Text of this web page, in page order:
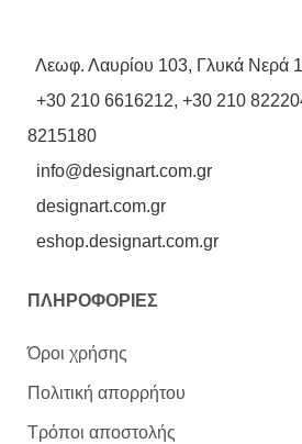
Λεωφ. Λαυρίου 103, Γλυκά Νερά
+30 210 6616212, +30 210
8215180
info@designart.com.gr
designart.com.gr
eshop.designart.com.gr
ΠΛΗΡΟΦΟΡΙΕΣ
Όροι χρήσης
Πολιτική απορρήτου
Τρόποι αποστολής